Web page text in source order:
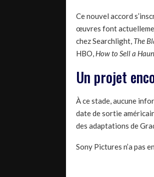
Ce nouvel accord
œuvres font
chez Searchlight, The
HBO, How to Sell a
Un projet
À ce stade, aucune
date de sortie
des adaptations de
Sony Pictures n’a pas